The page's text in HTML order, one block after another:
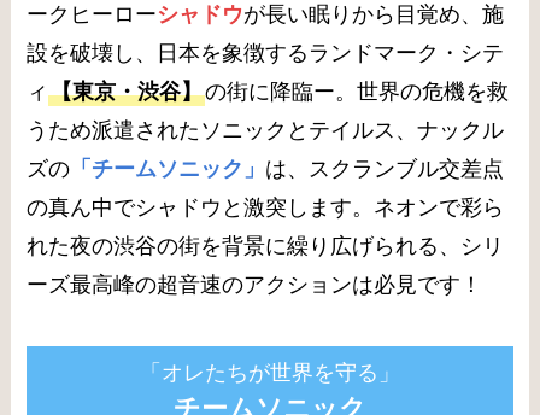
ークヒーローシャドウが長い眠りから目覚め、施
設を破壊し、日本を象徴するランドマーク・シテ
ィ【東京・渋谷】の街に降臨ー。世界の危機を救
うため派遣されたソニックとテイルス、ナックル
ズの 「チームソニック」 は、スクランブル交差点
の真ん中でシャドウと激突します。ネオンで彩ら
れた夜の渋谷の街を背景に繰り広げられる、シリ
ーズ最高峰の超音速のアクションは必見です！
「オレたちが世界を守る」
チームソニック